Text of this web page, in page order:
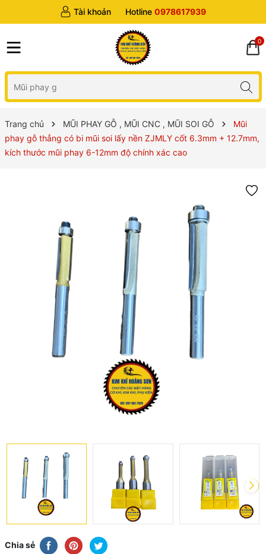
Tài khoản Hotline 0978617939
0
Trang chủ MŨI PHAY GỖ , MŨI CNC , MŨI SOI GỖ
Mũi
phay gỗ thẳng có bi mũi soi lấy nền ZJMLY cốt 6.3mm + 12.7mm,
kích thước mũi phay 6-12mm độ chính xác cao
Chia sẻ